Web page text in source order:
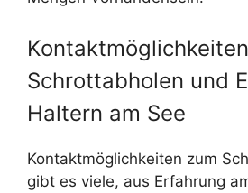
Schrottabholen und
Haltern am See
Kontaktmöglichkeiten zum
gibt es viele, aus Erfahrung